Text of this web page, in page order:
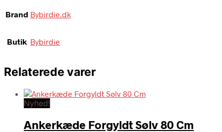
Brand Bybirdie.dk
Butik Bybirdie
Relaterede varer
Nyhed!
Ankerkæde Forgyldt Sølv 80 Cm